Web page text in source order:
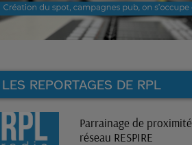
LES REPORTAGES DE RPL
Parrainage de proximité,
réseau RESPIRE